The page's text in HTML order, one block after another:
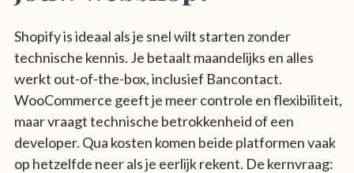
Shopify is ideaal als je snel wilt starten zonder
technische kennis. Je betaalt maandelijks en alles
werkt out-of-the-box, inclusief Bancontact.
WooCommerce geeft je meer controle en flexibiliteit,
maar vraagt technische betrokkenheid of een
developer. Qua kosten komen beide platformen vaak
op hetzelfde neer als je eerlijk rekent. De kernvraag: